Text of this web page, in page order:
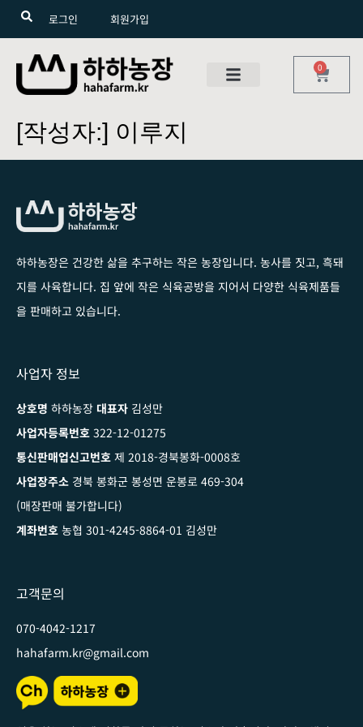
로그인 회원가입
0
[작성자:] 이루지
하하농장은 건강한 삶을 추구하는 작은 농장입니다. 농사를 짓고, 흑돼
지를 사육합니다. 집 앞에 작은 식육공방을 지어서 다양한 식육제품들
을 판매하고 있습니다.
사업자 정보
상호명 하하농장 대표자 김성만
사업자등록번호 322-12-01275
통신판매업신고번호 제 2018-경북봉화-0008호
사업장주소 경북 봉화군 봉성면 운봉로 469-304
(매장판매 불가합니다)
계좌번호 농협 301-4245-8864-01 김성만
고객문의
070-4042-1217
hahafarm.kr@gmail.com